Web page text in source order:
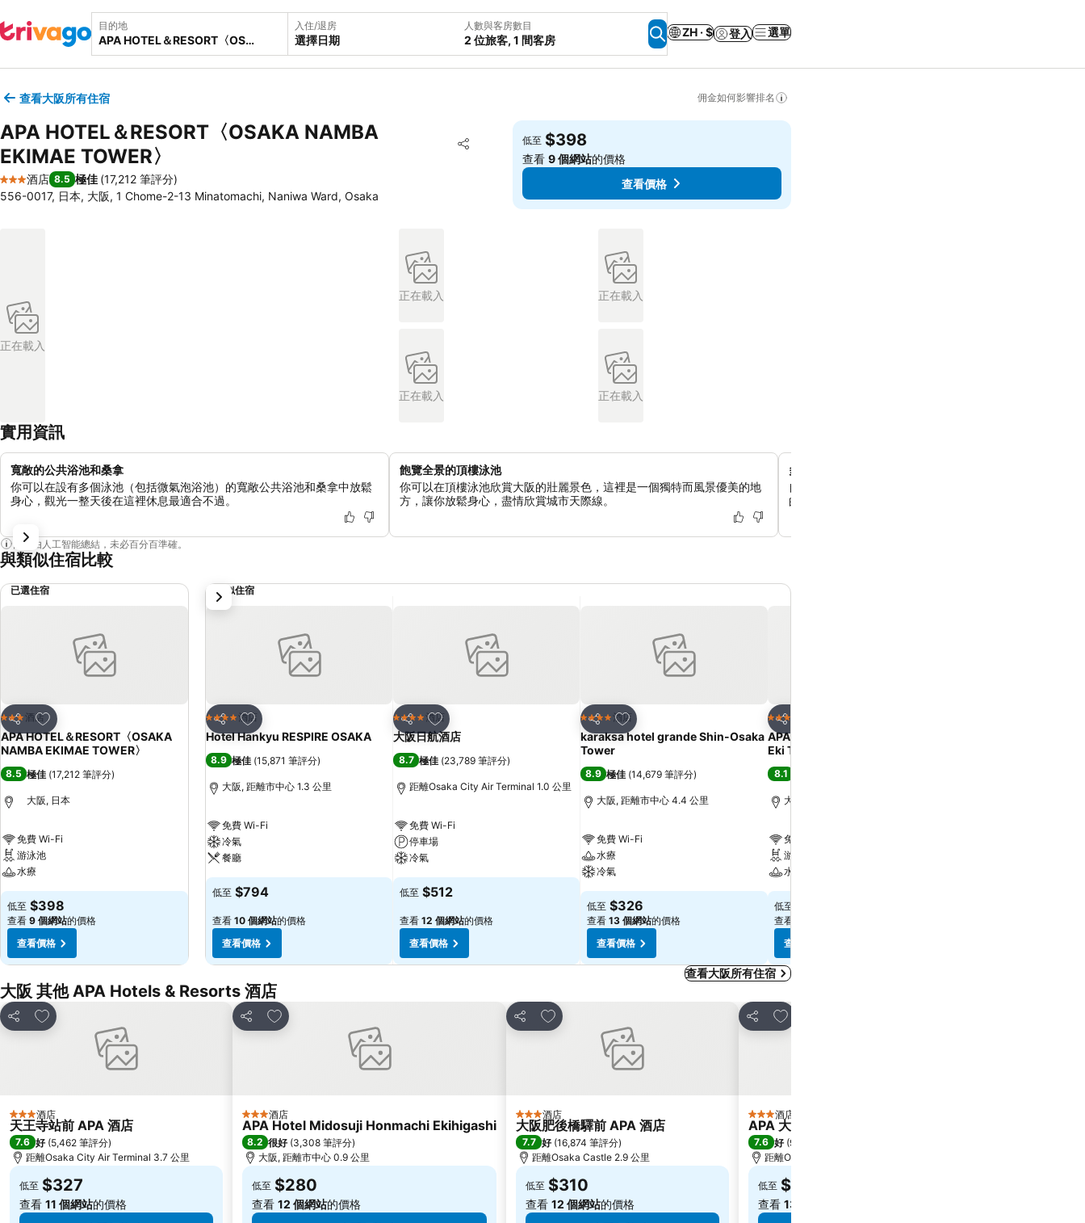
目的地 入住/退房
選擇日期
人數與客房數目
2 位旅客, 1 間客房
ZH · $ 登入 選單
查看大阪所有住宿 佣金如何影響排名
APA HOTEL＆RESORT〈OSAKA NAMBA
EKIMAE TOWER〉
分享
放到收藏夾
3 星級
酒店 8.5 極佳 (17,212 筆評分)
556-0017, 日本, 大阪, 1 Chome-2-13 Minatomachi, Naniwa Ward, Osaka
低至 $398
查看9 個網站的價格
查看價格
正在載入
正在載入 正在載入
正在載入 正在載入
實用資訊
寬敞的公共浴池和桑拿
你可以在設有多個泳池（包括微氣泡浴池）的寬敞公共浴池和桑拿中放鬆
身心，觀光一整天後在這裡休息最適合不過。
飽覽全景的頂樓泳池
你可以在頂樓泳池欣賞大阪的壯麗景色，這裡是一個獨特而風景優美的地
方，讓你放鬆身心，盡情欣賞城市天際線。
多樣美味的自助早餐
自助早餐提供多種日式和西式菜餚，並照顧到不同飲食偏
的心情開始新的一天。
內容由人工智能總結，未必百分百準確。
與類似住宿比較
已選住宿
分享
放到收藏夾
3 星級酒店
APA HOTEL＆RESORT〈OSAKA
NAMBA EKIMAE TOWER〉
8.5 極佳 (17,212 筆評分)
大阪, 日本
免費 Wi-Fi
游泳池
水療
低至 $398
查看 9 個網站的價格
查看價格
類似住宿
分享
放到收藏夾
4 星級 酒店
Hotel Hankyu RESPIRE OSAKA
8.9 極佳 (15,871 筆評分)
大阪, 距離市中心 1.3 公里
免費 Wi-Fi
冷氣
餐廳
低至 $794
查看 10 個網站的價格
查看價格
分享
放到收藏夾
4 星級 酒店
大阪日航酒店
8.7 極佳 (23,789 筆評分)
距離Osaka City Air Terminal 1.0 公里
免費 Wi-Fi
停車場
冷氣
低至 $512
查看 12 個網站的價格
查看價格
分享
放到收藏夾
4 星級 酒店
karaksa hotel grande Shin-Osaka
Tower
8.9 極佳 (14,679 筆評分)
大阪, 距離市中心 4.4 公里
免費 Wi-Fi
水療
冷氣
低至 $326
查看 13 個網站的價格
查看價格
分享
3 星級
APA Hotel & Resort Osaka Umeda
Eki Tower
8.1
大阪, 距離市中心 0.7 公里
免費 Wi-Fi
游泳池
水療
低至
查看
查看價格
下一步
查看大阪所有住宿
大阪 其他 APA Hotels & Resorts 酒店
分享
放到收藏夾
3 星級酒店
天王寺站前 APA 酒店
7.6 好 (5,462 筆評分)
距離Osaka City Air Terminal 3.7 公里
低至 $327
查看 11 個網站的價格
分享
放到收藏夾
3 星級酒店
APA Hotel Midosuji Honmachi Ekihigashi
8.2 很好 (3,308 筆評分)
大阪, 距離市中心 0.9 公里
低至 $280
查看 12 個網站的價格
分享
放到收藏夾
3 星級酒店
大阪肥後橋驛前 APA 酒店
7.7 好 (16,874 筆評分)
距離Osaka Castle 2.9 公里
低至 $310
查看 12 個網站的價格
分享
放到收藏夾
3 星級酒店
APA 大阪心齋橋酒店
7.6 好 (9,641 筆評分
距離Osaka City Air Terminal 0.5 公里
低至 $417
查看 13 個網站